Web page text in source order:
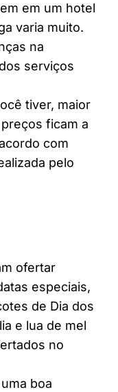
em um hotel
varia muito.
na
serviços
tiver, maior
ficam a
com
pelo
ofertar
especiais,
de Dia dos
e lua de mel
no
boa